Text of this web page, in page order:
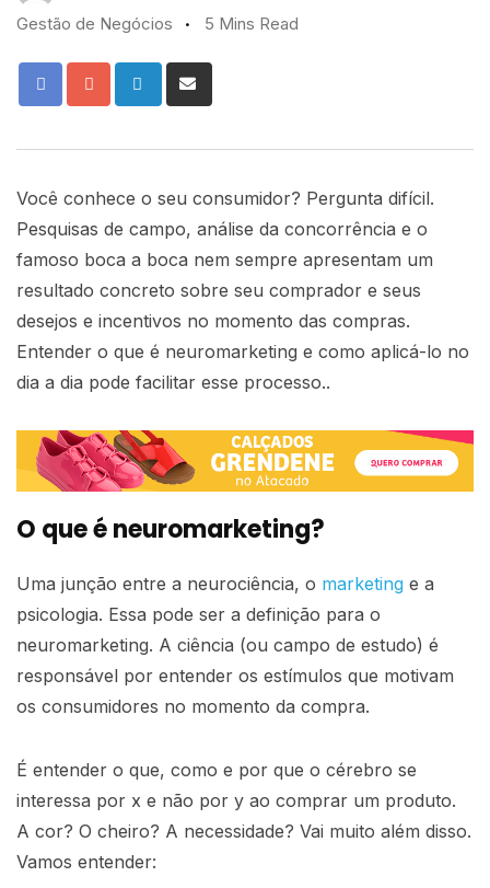
Gestão de Negócios
5 Mins Read
Você conhece o seu consumidor? Pergunta difícil.
Pesquisas de campo, análise da concorrência e o
famoso boca a boca nem sempre apresentam um
resultado concreto sobre seu comprador e seus
desejos e incentivos no momento das compras.
Entender o que é neuromarketing e como aplicá-lo no
dia a dia pode facilitar esse processo..
O que é neuromarketing?
Uma junção entre a neurociência, o marketing e a
psicologia. Essa pode ser a definição para o
neuromarketing. A ciência (ou campo de estudo) é
responsável por entender os estímulos que motivam
os consumidores no momento da compra.
É entender o que, como e por que o cérebro se
interessa por x e não por y ao comprar um produto.
A cor? O cheiro? A necessidade? Vai muito além disso.
Vamos entender: